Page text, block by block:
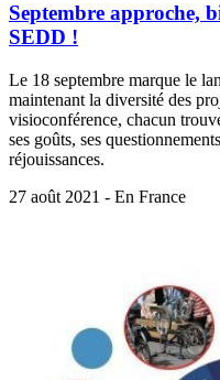
Septembre approche,
SEDD !
Le 18 septembre marque le
maintenant la diversité des
visioconférence, chacun
ses goûts, ses
réjouissances.
27 août 2021 - En France